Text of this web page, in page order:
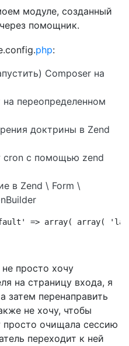
модуле, созданный
помощник.
php:
Composer на
переопределенном
доктрины в Zend
cron с помощью zend
в Zend \ Form \
=> array( array(
просто хочу
на страницу входа, я
затем перенаправить
не хочу, чтобы
просто очищала сессию
переходит к ней